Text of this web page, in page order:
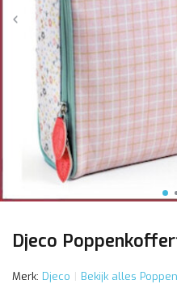
Djeco
Merk: Djeco Bekijk alles